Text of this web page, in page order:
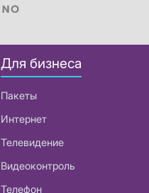
Для бизнеса
Пакеты
Интернет
Телевидение
Видеоконтроль
Телефон